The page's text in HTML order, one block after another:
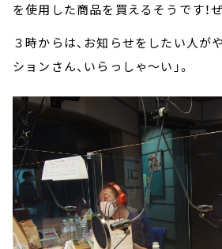
を使用した商品を買えるそうです！
３時からは、お知らせをしたい人が
ションさん、いらっしゃ～い」。